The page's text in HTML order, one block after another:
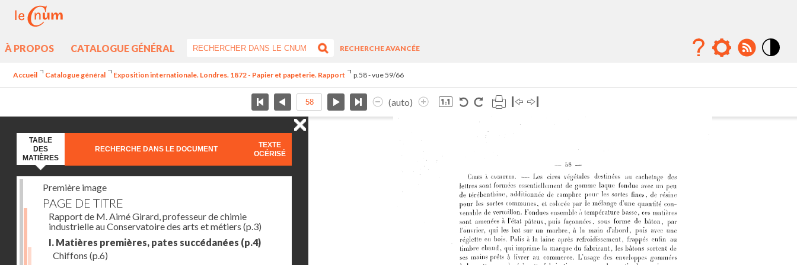
À PROPOS CATALOGUE GÉNÉRAL
RECHERCHE AVANCÉE
Accueil Catalogue général Exposition internationale. Londres. 1872 - Papier et papeterie. Rapport p.58 - vue 59/66
(auto)
TABLE
DES
MATIÈRES
RECHERCHE DANS LE DOCUMENT
TEXTE
OCÉRISÉ
Première image
PAGE DE TITRE
Rapport de M. Aimé Girard, professeur de chimie
industrielle au Conservatoire des arts et métiers (p.3)
I. Matières premières, pates succédanées (p.4)
Chiffons (p.6)